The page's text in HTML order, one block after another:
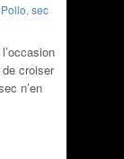
, sec
croiser
n’en